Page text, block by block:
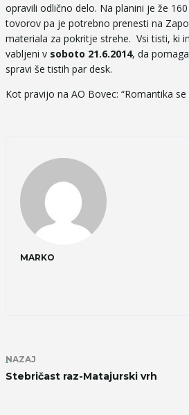
opravili odlično delo. Na planini je že
tovorov pa je potrebno prenesti na
materiala za pokritje strehe. Vsi tisti, ki
vabljeni v soboto 21.6.2014, da
spravi še tistih par desk.
Kot pravijo na AO Bovec: “Romantika se
MARKO
NAZAJ
Stebričast raz-Matajurski vrh